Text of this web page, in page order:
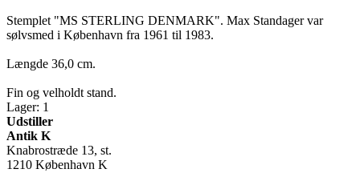
Stemplet "MS STERLING DENMARK". Max Standager var
sølvsmed i København fra 1961 til 1983.
Længde 36,0 cm.
Fin og velholdt stand.
Lager: 1
Udstiller
Antik K
Knabrostræde 13, st.
1210 København K